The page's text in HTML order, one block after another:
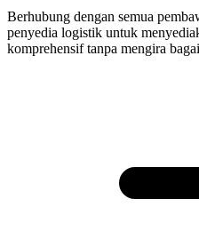
Berhubung dengan semua
penyedia logistik untuk
komprehensif tanpa mengira